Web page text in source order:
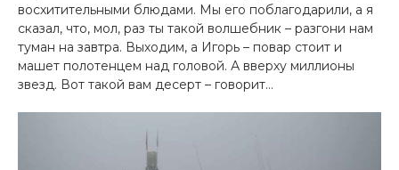
восхитительными блюдами. Мы его поблагодарили, а я
сказал, что, мол, раз ты такой волшебник – разгони нам
туман на завтра. Выходим, а Игорь – повар стоит и
машет полотенцем над головой. А вверху миллионы
звезд. Вот такой вам десерт – говорит…